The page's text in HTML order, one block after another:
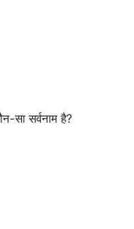
सा सर्वनाम है?